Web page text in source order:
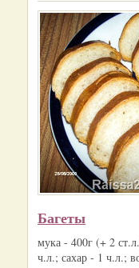
Багеты
мука - 400г (+ 2
ч.л.; сахар - 1 ч.л.;